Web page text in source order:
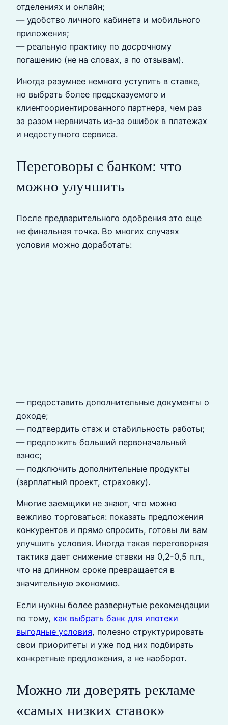
отделениях и онлайн;
— удобство личного кабинета и мобильного
приложения;
— реальную практику по досрочному
погашению (не на словах, а по отзывам).
Иногда разумнее немного уступить в ставке,
но выбрать более предсказуемого и
клиентоориентированного партнера, чем раз
за разом нервничать из‑за ошибок в платежах
и недоступного сервиса.
Переговоры с банком: что
можно улучшить
После предварительного одобрения это еще
не финальная точка. Во многих случаях
условия можно доработать:
— предоставить дополнительные документы о
доходе;
— подтвердить стаж и стабильность работы;
— предложить больший первоначальный
взнос;
— подключить дополнительные продукты
(зарплатный проект, страховку).
Многие заемщики не знают, что можно
вежливо торговаться: показать предложения
конкурентов и прямо спросить, готовы ли вам
улучшить условия. Иногда такая переговорная
тактика дает снижение ставки на 0,2-0,5 п.п.,
что на длинном сроке превращается в
значительную экономию.
Если нужны более развернутые рекомендации
по тому, как выбрать банк для ипотеки
выгодные условия, полезно структурировать
свои приоритеты и уже под них подбирать
конкретные предложения, а не наоборот.
Можно ли доверять рекламе
«самых низких ставок»